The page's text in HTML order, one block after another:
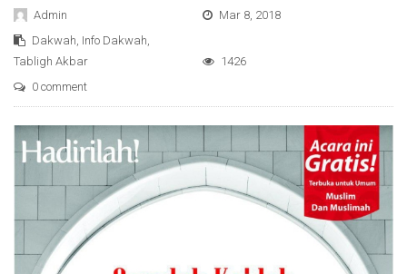
Admin
Mar 8, 2018
Dakwah, Info Dakwah,
Tabligh Akbar
1426
0 comment